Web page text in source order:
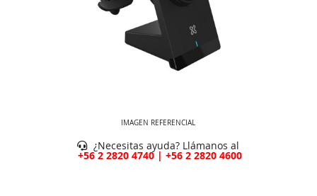
IMAGEN REFERENCIAL
¿Necesitas ayuda? Llámanos al
+56 2 2820 4740 | +56 2 2820 4600